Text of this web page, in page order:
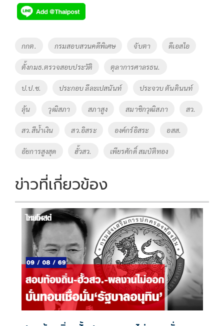
e
b
o
k
tt
er
p
y
Li
n
k
Tags
กกต. กรมสอบสวนคดีพิเศษ จับตา ดีเอสไอ
ตั้งกมธ.ตรวจสอบประวัติ ตุลาการศาลรธน.
ป.ป.ช. ประกอบ ลีละเปสนันท์ ประจวบ ตันตินนท์
ลุ้น วุฒิสภา สภาสูง สมาชิกวุฒิสภา สว.
สว.สีน้ำเงิน สว.อิสระ องค์กร์อิสระ อสส.
อัยการสูงสุด ฮั้วสว. เพียรศักดิ์ สมบัติทอง
ข่าวที่เกี่ยวข้อง